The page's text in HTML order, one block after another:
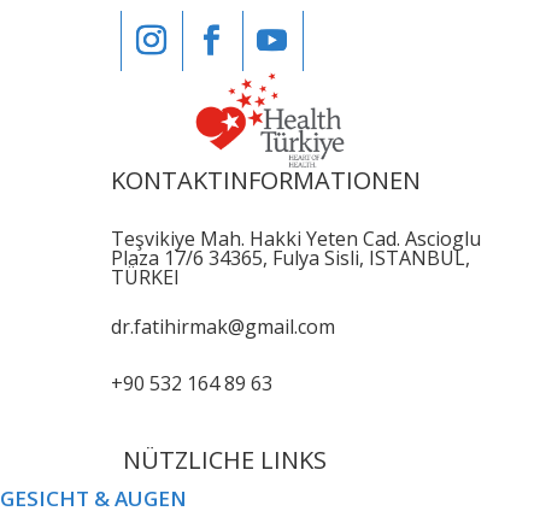
KONTAKTINFORMATIONEN
Teşvikiye Mah. Hakki Yeten Cad. Ascioglu
Plaza 17/6 34365, Fulya Sisli, ISTANBUL,
TÜRKEI
dr.fatihirmak@gmail.com
+90 532 164 89 63
NÜTZLICHE LINKS
GESICHT & AUGEN